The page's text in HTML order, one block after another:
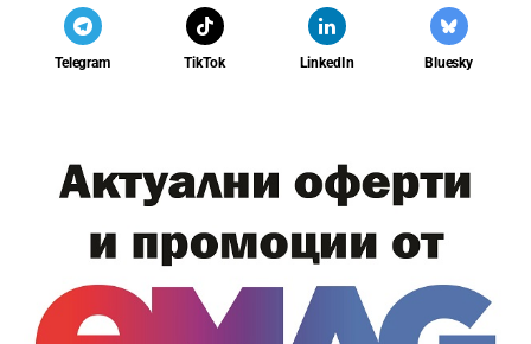
Telegram TikTok LinkedIn Bluesky